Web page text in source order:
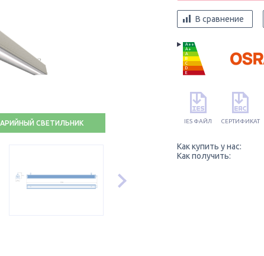
СВЕТИЛЬНИК
В сравнение
A++
A+
A
B
C
D
E
IES ФАЙЛ СЕРТИФИКАТ
Как купить у нас:
Как получить: